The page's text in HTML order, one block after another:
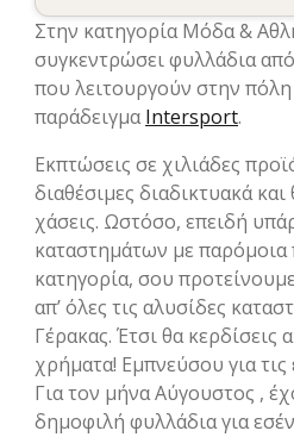
Στην κατηγορία Μόδα &
συγκεντρώσει φυλλάδια
που λειτουργούν στην
παράδειγμαIntersport.
Εκπτώσεις σε χιλιάδες
διαθέσιμες διαδικτυακά
χάσεις. Ωστόσο, επειδή
καταστημάτων με παρόμοια
κατηγορία, σου
απ’ όλες τις αλυσίδες
Γέρακας. Έτσι θα κερδίσεις
χρήματα! Εμπνεύσου για
Για τον μήνα Αύγουστος ,
δημοφιλή φυλλάδια για